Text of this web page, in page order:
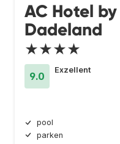
AC Hotel
Dadeland
★★★★
9.0
Exzellent
pool
parken